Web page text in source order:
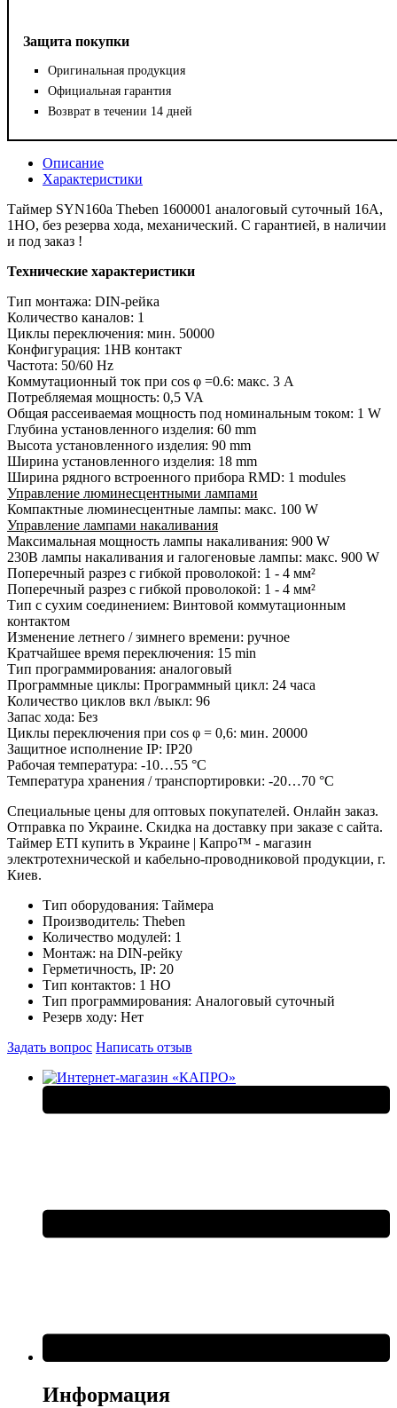
Защита покупки
Оригинальная продукция
Официальная гарантия
Возврат в течении 14 дней
Описание
Характеристики
Таймер SYN160a Theben 1600001 аналоговый суточный 16А,
1НО, без резерва хода, механический. С гарантией, в наличии
и под заказ !
Технические характеристики
Тип монтажа: DIN-рейка
Количество каналов: 1
Циклы переключения: мин. 50000
Конфигурация: 1НВ контакт
Частота: 50/60 Hz
Коммутационный ток при cos φ =0.6: макс. 3 A
Потребляемая мощность: 0,5 VA
Общая рассеиваемая мощность под номинальным током: 1 W
Глубина установленного изделия: 60 mm
Высота установленного изделия: 90 mm
Ширина установленного изделия: 18 mm
Ширина рядного встроенного прибора RMD: 1 modules
Управление люминесцентными лампами
Компактные люминесцентные лампы: макс. 100 W
Управление лампами накаливания
Максимальная мощность лампы накаливания: 900 W
230В лампы накаливания и галогеновые лампы: макс. 900 W
Поперечный разрез с гибкой проволокой: 1 - 4 мм²
Поперечный разрез с гибкой проволокой: 1 - 4 мм²
Тип с сухим соединением: Винтовой коммутационным
контактом
Изменение летнего / зимнего времени: ручное
Кратчайшее время переключения: 15 min
Тип программирования: аналоговый
Программные циклы: Программный цикл: 24 часа
Количество циклов вкл /выкл: 96
Запас хода: Без
Циклы переключения при cos φ = 0,6: мин. 20000
Защитное исполнение IP: IP20
Рабочая температура: -10…55 °C
Температура хранения / транспортировки: -20…70 °C
Специальные цены для оптовых покупателей. Онлайн заказ.
Отправка по Украине. Скидка на доставку при заказе с сайта.
Таймер ETI купить в Украине | Капро™ - магазин
электротехнической и кабельно-проводниковой продукции, г.
Киев.
Тип оборудования: Таймера
Производитель: Theben
Количество модулей: 1
Монтаж: на DIN-рейку
Герметичность, IP: 20
Тип контактов: 1 НО
Тип программирования: Аналоговый суточный
Резерв ходу: Нет
Задать вопрос Написать отзыв
Информация